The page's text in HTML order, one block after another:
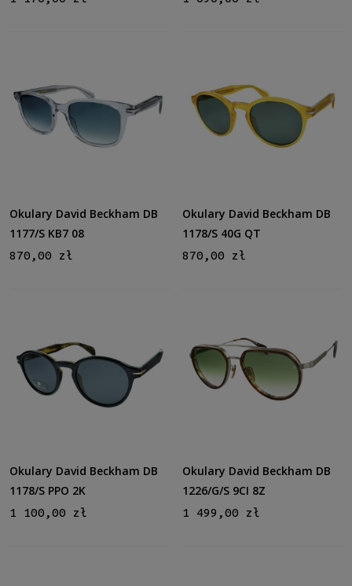
Okulary David Beckham DB
1177/S KB7 08
870,00 zł
Okulary David Beckham DB
1178/S 40G QT
870,00 zł
Okulary David Beckham DB
1178/S PPO 2K
1 100,00 zł
Okulary David Beckham DB
1226/G/S 9CI 8Z
1 499,00 zł